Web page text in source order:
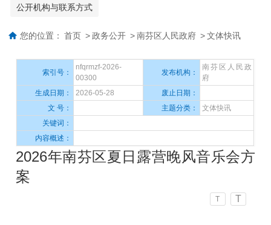
公开机构与联系方式
您的位置： 首页 > 政务公开 > 南芬区人民政府 > 文体快讯
索引号：
nfqrmzf-2026-
00300
发布机构：
南芬区人民政
府
生成日期：
2026-05-28
废止日期：
文 号：
主题分类：
文体快讯
关键词：
内容概述：
2026年南芬区夏日露营晚风音乐会方
案
T T